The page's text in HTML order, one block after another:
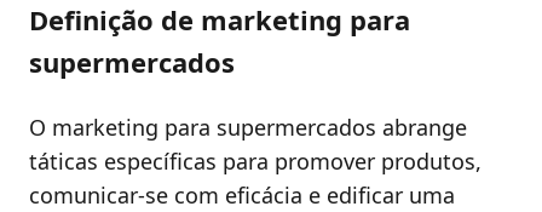
Definição de marketing para
supermercados
O marketing para supermercados abrange
táticas específicas para promover produtos,
comunicar-se com eficácia e edificar uma